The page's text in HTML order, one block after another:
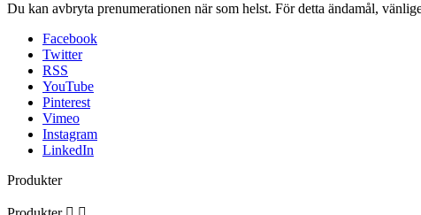
Du kan avbryta prenumerationen när som helst. För detta ändamål,
Facebook
Twitter
RSS
YouTube
Pinterest
Vimeo
Instagram
LinkedIn
Produkter